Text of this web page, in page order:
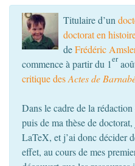
Titulaire d’un
doctorat en
deFrédéric
commence à partir du 1er
critique desActes de
Dans le cadre de la
puis de ma thèse de
LaTeX, et j’ai donc décider
effet, au cours de mes